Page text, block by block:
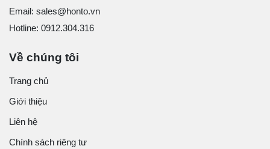
Email: sales@honto.vn
Hotline: 0912.304.316
Về chúng tôi
Trang chủ
Giới thiệu
Liên hệ
Chính sách riêng tư